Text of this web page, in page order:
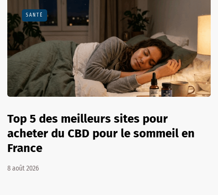
SANTÉ
Top 5 des meilleurs sites pour
acheter du CBD pour le sommeil en
France
8 août 2026